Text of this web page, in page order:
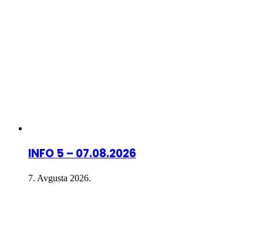
INFO 5 – 07.08.2026
7. Avgusta 2026.